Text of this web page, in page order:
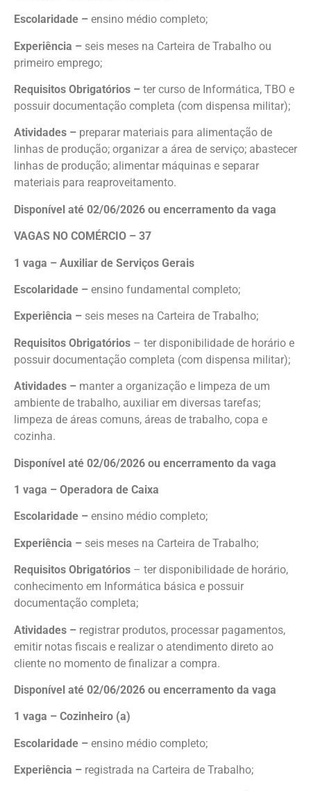
Escolaridade – ensino médio completo;
Experiência – seis meses na Carteira de Trabalho ou
primeiro emprego;
Requisitos Obrigatórios – ter curso de Informática, TBO e
possuir documentação completa (com dispensa militar);
Atividades – preparar materiais para alimentação de
linhas de produção; organizar a área de serviço; abastecer
linhas de produção; alimentar máquinas e separar
materiais para reaproveitamento.
Disponível até 02/06/2026 ou encerramento da vaga
VAGAS NO COMÉRCIO – 37
1 vaga – Auxiliar de Serviços Gerais
Escolaridade – ensino fundamental completo;
Experiência – seis meses na Carteira de Trabalho;
Requisitos Obrigatórios – ter disponibilidade de horário e
possuir documentação completa (com dispensa militar);
Atividades – manter a organização e limpeza de um
ambiente de trabalho, auxiliar em diversas tarefas;
limpeza de áreas comuns, áreas de trabalho, copa e
cozinha.
Disponível até 02/06/2026 ou encerramento da vaga
1 vaga – Operadora de Caixa
Escolaridade – ensino médio completo;
Experiência – seis meses na Carteira de Trabalho;
Requisitos Obrigatórios – ter disponibilidade de horário,
conhecimento em Informática básica e possuir
documentação completa;
Atividades – registrar produtos, processar pagamentos,
emitir notas fiscais e realizar o atendimento direto ao
cliente no momento de finalizar a compra.
Disponível até 02/06/2026 ou encerramento da vaga
1 vaga – Cozinheiro (a)
Escolaridade – ensino médio completo;
Experiência – registrada na Carteira de Trabalho;